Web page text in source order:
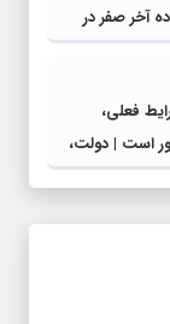
آخر صفر در
فعلی،
است | دولت،
ناترازی را